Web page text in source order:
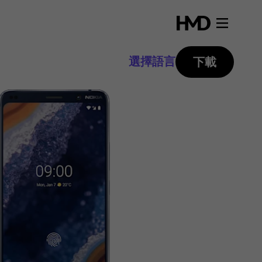
選擇語言 下載